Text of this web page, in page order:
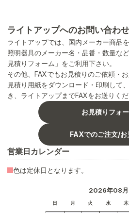
ライトアップへのお問い合わせ
ライトアップでは、国内メーカー商品
照明器具のメーカー名・品番・数量な
見積りフォーム」をご利用下さい。
その他、FAXでもお見積りのご依頼・
見積り用紙をダウンロード・印刷して
き、ライトアップまでFAXをお送りくだ
お見積りフォ
FAXでのご注文/お
営業日カレンダー
2026年08月
日 月 火 水 木
色は定休日となります。